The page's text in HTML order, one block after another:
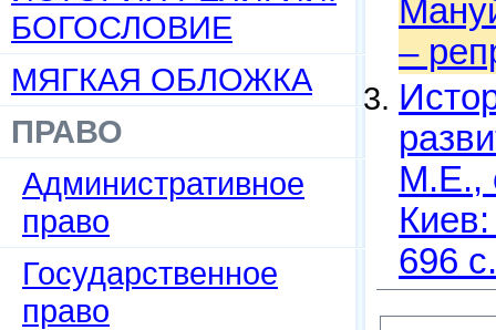
БОГОСЛОВИЕ
МЯГКАЯ ОБЛОЖКА
ПРАВО
Административное
право
Государственное
право
–
М.Е.,
696